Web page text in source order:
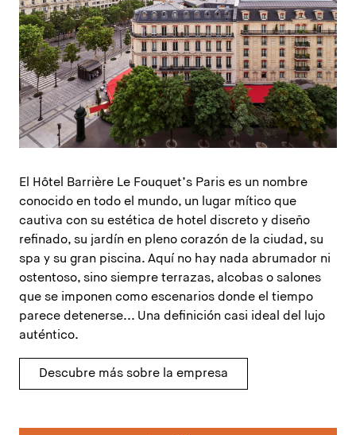
El Hôtel Barrière Le Fouquet’s Paris es un nombre
conocido en todo el mundo, un lugar mítico que
cautiva con su estética de hotel discreto y diseño
refinado, su jardín en pleno corazón de la ciudad, su
spa y su gran piscina. Aquí no hay nada abrumador ni
ostentoso, sino siempre terrazas, alcobas o salones
que se imponen como escenarios donde el tiempo
parece detenerse... Una definición casi ideal del lujo
auténtico.
Descubre más sobre la empresa